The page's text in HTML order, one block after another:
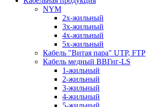
NYM
2х-жильный
3х-жильный
4х-жильный
5х-жильный
Кабель "Витая пара" UTP, FTP
Кабель медный ВВГнг-LS
1-жильный
2-жильный
3-жильный
4-жильный
5-жильный